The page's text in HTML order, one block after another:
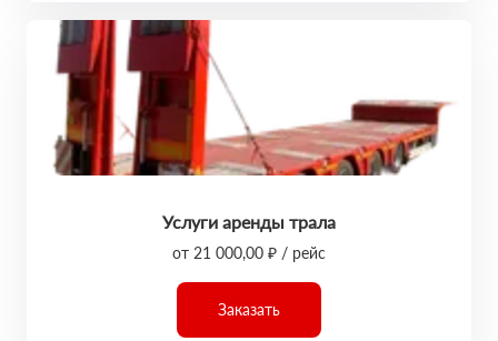
Услуги аренды трала
от 21 000,00 ₽ / рейс
Заказать